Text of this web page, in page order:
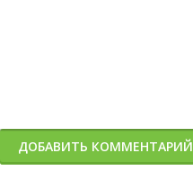
ДОБАВИТЬ КОММЕНТАРИЙ